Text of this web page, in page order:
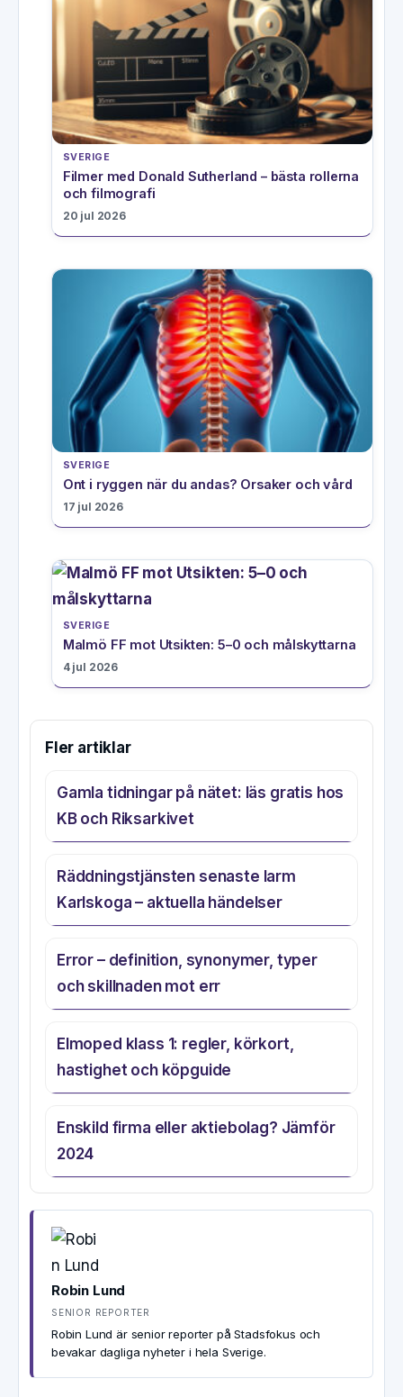
SVERIGE
Filmer med Donald Sutherland – bästa rollerna
och filmografi
20 jul 2026
SVERIGE
Ont i ryggen när du andas? Orsaker och vård
17 jul 2026
SVERIGE
Malmö FF mot Utsikten: 5–0 och målskyttarna
4 jul 2026
Fler artiklar
Gamla tidningar på nätet: läs gratis hos
KB och Riksarkivet
Räddningstjänsten senaste larm
Karlskoga – aktuella händelser
Error – definition, synonymer, typer
och skillnaden mot err
Elmoped klass 1: regler, körkort,
hastighet och köpguide
Enskild firma eller aktiebolag? Jämför
2024
Robin Lund
SENIOR REPORTER
Robin Lund är senior reporter på Stadsfokus och
bevakar dagliga nyheter i hela Sverige.